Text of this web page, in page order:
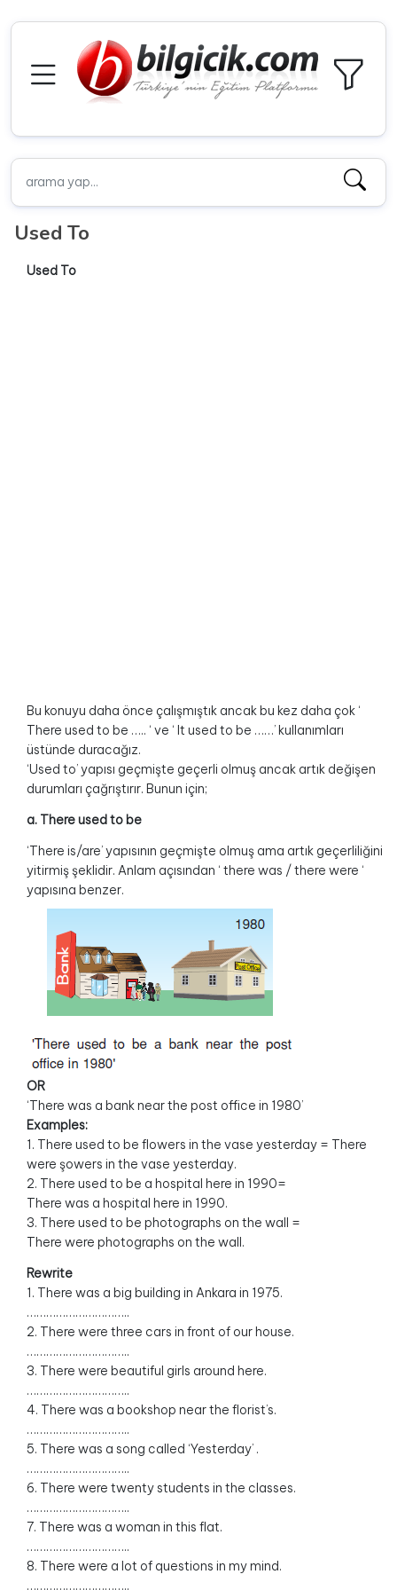
Used To
Used To
Bu konuyu daha önce çalışmıştık ancak bu kez daha çok ‘
There used to be ….. ‘ ve ‘ It used to be ……’ kullanımları
üstünde duracağız.
‘Used to’ yapısı geçmişte geçerli olmuş ancak artık değişen
durumları çağrıştırır. Bunun için;
a. There used to be
‘There is/are’ yapısının geçmişte olmuş ama artık geçerliliğini
yitirmiş şeklidir. Anlam açısından ‘ there was / there were ‘
yapısına benzer.
OR
‘There was a bank near the post office in 1980’
Examples:
1. There used to be flowers in the vase yesterday = There
were şowers in the vase yesterday.
2. There used to be a hospital here in 1990=
There was a hospital here in 1990.
3. There used to be photographs on the wall =
There were photographs on the wall.
Rewrite
1. There was a big building in Ankara in 1975.
…………………………..
2. There were three cars in front of our house.
…………………………..
3. There were beautiful girls around here.
…………………………..
4. There was a bookshop near the florist’s.
…………………………..
5. There was a song called ‘Yesterday’ .
…………………………..
6. There were twenty students in the classes.
…………………………..
7. There was a woman in this flat.
…………………………..
8. There were a lot of questions in my mind.
…………………………..